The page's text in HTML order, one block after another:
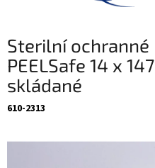
Sterilní ochranné
PEELSafe 14 x
skládané
610-2313